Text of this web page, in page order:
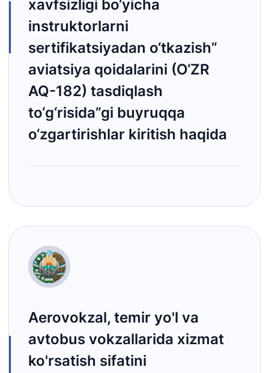
xavfsizligi bo‘yicha
instruktorlarni
sertifikatsiyadan o‘tkazish”
aviatsiya qoidalarini (O‘ZR
AQ-182) tasdiqlash
to‘g‘risida”gi buyruqqa
o‘zgartirishlar kiritish haqida
Aerovokzal, temir yo'l va
avtobus vokzallarida xizmat
ko'rsatish sifatini